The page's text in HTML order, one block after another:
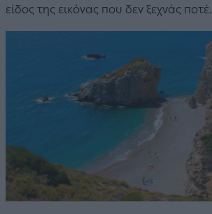
είδος της εικόνας που δεν ξεχνάς ποτέ.